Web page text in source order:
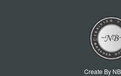
Create By